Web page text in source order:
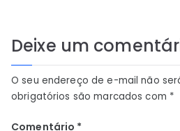
Deixe um
O seu endereço de e-mail não
obrigatórios são marcados com *
Comentário *